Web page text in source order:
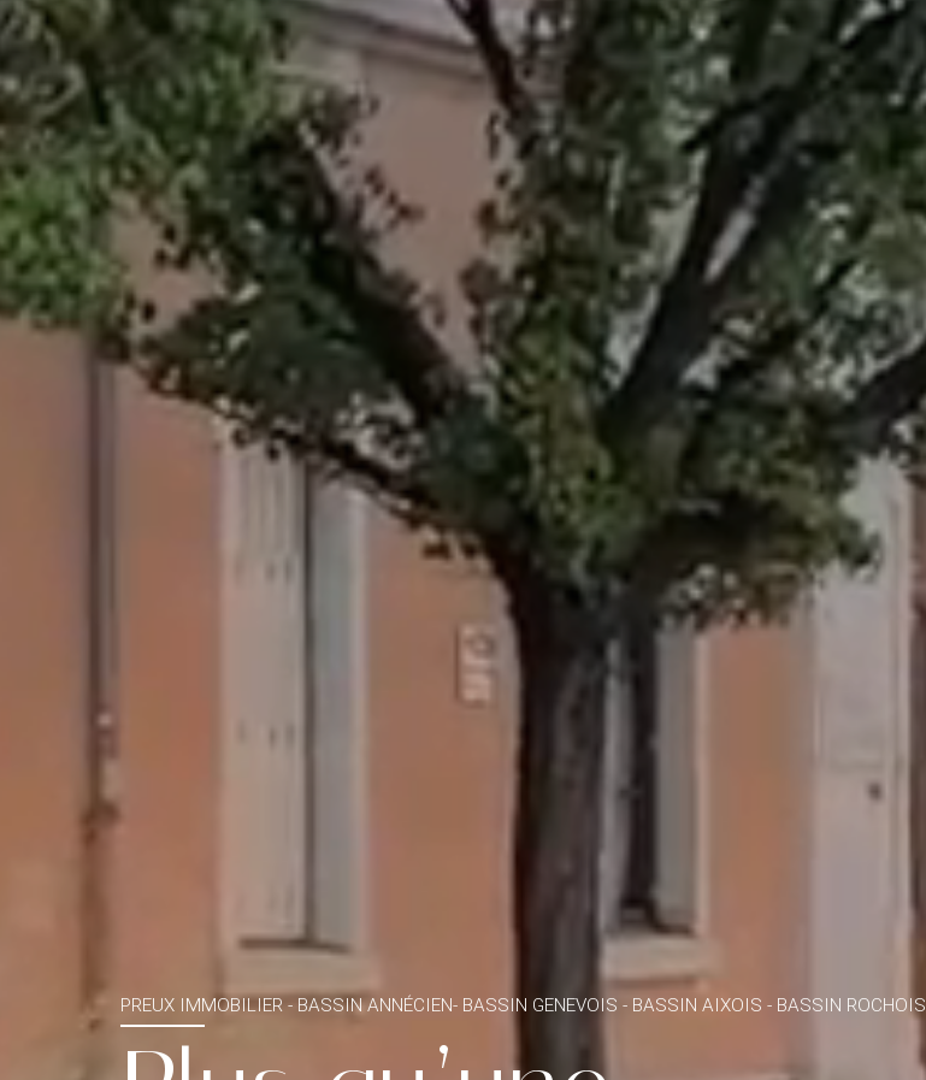
PREUX IMMOBILIER - BASSIN ANNÉCIEN- BASSIN GENEVOIS - BASSIN AIXOIS - BASSIN ROCHOIS